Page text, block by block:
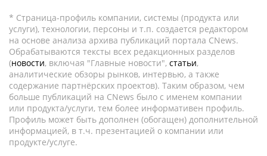
* Страница-профиль компании, системы (продукта или
услуги), технологии, персоны и т.п. создается редактором
на основе анализа архива публикаций портала CNews.
Обрабатываются тексты всех редакционных разделов
(новости, включая "Главные новости", статьи,
аналитические обзоры рынков, интервью, а также
содержание партнёрских проектов). Таким образом, чем
больше публикаций на CNews было с именем компании
или продукта/услуги, тем более информативен профиль.
Профиль может быть дополнен (обогащен) дополнительной
информацией, в т.ч. презентацией о компании или
продукте/услуге.